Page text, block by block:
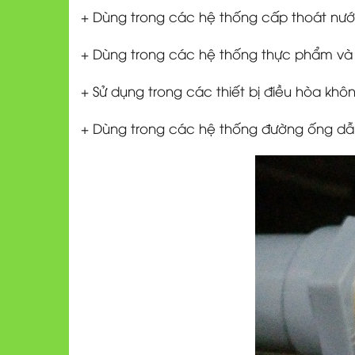
+ Dùng trong các hệ thống cấp thoát
+ Dùng trong các hệ thống thực phẩm
+ Sử dụng trong các thiết bị điều hòa
+ Dùng trong các hệ thống đường ống